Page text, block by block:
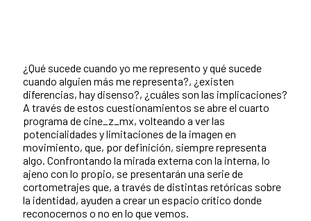
¿Qué sucede cuando yo me represento y qué sucede
cuando alguien más me representa?, ¿existen
diferencias, hay disenso?, ¿cuáles son las implicaciones?
A través de estos cuestionamientos se abre el cuarto
programa de cine_z_mx, volteando a ver las
potencialidades y limitaciones de la imagen en
movimiento, que, por definición, siempre representa
algo. Confrontando la mirada externa con la interna, lo
ajeno con lo propio, se presentarán una serie de
cortometrajes que, a través de distintas retóricas sobre
la identidad, ayuden a crear un espacio crítico donde
reconocernos o no en lo que vemos.